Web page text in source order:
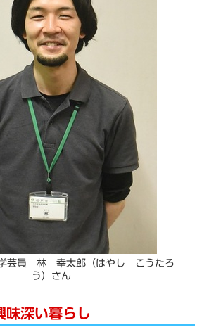
学芸員 林 幸太郎（はやし こうたろ
う）さん
味深い暮らし